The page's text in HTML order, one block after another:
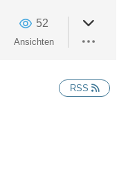
52
Ansichten
RSS